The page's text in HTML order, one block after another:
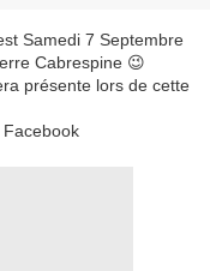
Samedi 7 Septembre
Cabrespine 😉
présente lors de cette
Facebook